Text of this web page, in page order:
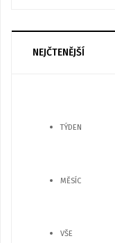
NEJČTENĚJŠÍ
TÝDEN
MĚSÍC
VŠE